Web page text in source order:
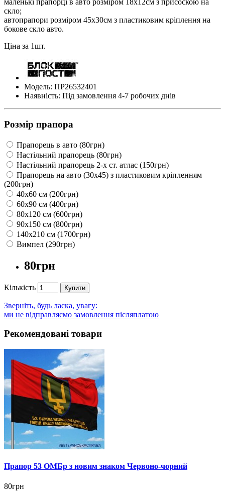
маленькі прапорці в авто розміром 18х12см з присоскою на
скло;
автопрапори розміром 45х30см з пластиковим кріплення на
бокове скло авто.
Ціна за 1шт.
Модель: ПР26532401
Наявність: Під замовлення 4-7 робочих днів
Розмір прапора
Прапорець в авто (80грн)
Настільний прапорець (80грн)
Настільний прапорець 2-х ст. атлас (150грн)
Прапорець на авто (30х45) з пластиковим кріпленням
(200грн)
40х60 см (200грн)
60х90 см (400грн)
80х120 см (600грн)
90х150 см (800грн)
140х210 см (1700грн)
Вимпел (290грн)
80грн
Кількість Купити
Зверніть, будь ласка, увагу:
ми не відправляємо замовлення післяплатою
Рекомендовані товари
Прапор 53 ОМБр з новим знаком Червоно-чорний
80грн